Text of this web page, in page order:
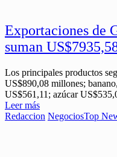
Exportaciones de
suman
Los principales productos
US$890,08 millones;
US$561,11; azúcar
Leer más
Redaccion NegociosTop